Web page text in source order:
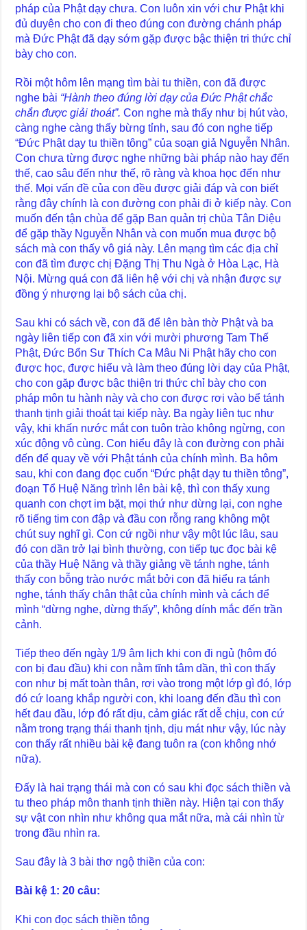
pháp của Phật dạy chưa. Con luôn xin với chư Phật khi
đủ duyên cho con đi theo đúng con đường chánh pháp
mà Đức Phật đã dạy sớm gặp được bậc thiện tri thức chỉ
bày cho con.
Rồi một hôm lên mạng tìm bài tu thiền, con đã được
nghe bài “Hành theo đúng lời dạy của Đức Phật chắc
chắn được giải thoát”. Con nghe mà thấy như bị hút vào,
càng nghe càng thấy bừng tỉnh, sau đó con nghe tiếp
“Đức Phật dạy tu thiền tông” của soạn giả Nguyễn Nhân.
Con chưa từng được nghe những bài pháp nào hay đến
thế, cao sâu đến như thế, rõ ràng và khoa học đến như
thế. Mọi vấn đề của con đều được giải đáp và con biết
rằng đây chính là con đường con phải đi ở kiếp này. Con
muốn đến tận chùa để gặp Ban quản trị chùa Tân Diệu
để gặp thầy Nguyễn Nhân và con muốn mua được bộ
sách mà con thấy vô giá này. Lên mạng tìm các địa chỉ
con đã tìm được chị Đặng Thị Thu Ngà ở Hòa Lạc, Hà
Nội. Mừng quá con đã liên hệ với chị và nhận được sự
đồng ý nhượng lại bộ sách của chị.
Sau khi có sách về, con đã để lên bàn thờ Phật và ba
ngày liên tiếp con đã xin với mười phương Tam Thế
Phật, Đức Bổn Sư Thích Ca Mâu Ni Phật hãy cho con
được học, được hiểu và làm theo đúng lời dạy của Phật,
cho con gặp được bậc thiện tri thức chỉ bày cho con
pháp môn tu hành này và cho con được rơi vào bể tánh
thanh tịnh giải thoát tại kiếp này. Ba ngày liên tục như
vậy, khi khấn nước mắt con tuôn trào không ngừng, con
xúc động vô cùng. Con hiểu đây là con đường con phải
đến để quay về với Phật tánh của chính mình. Ba hôm
sau, khi con đang đọc cuốn “Đức phật dạy tu thiền tông”,
đoạn Tổ Huệ Năng trình lên bài kệ, thì con thấy xung
quanh con chợt im bặt, mọi thứ như dừng lại, con nghe
rõ tiếng tim con đập và đầu con rỗng rang không một
chút suy nghĩ gì. Con cứ ngồi như vậy một lúc lâu, sau
đó con dần trở lại bình thường, con tiếp tục đọc bài kệ
của thầy Huệ Năng và thầy giảng về tánh nghe, tánh
thấy con bỗng trào nước mắt bởi con đã hiểu ra tánh
nghe, tánh thấy chân thật của chính mình và cách để
mình “dừng nghe, dừng thấy”, không dính mắc đến trần
cảnh.
Tiếp theo đến ngày 1/9 âm lịch khi con đi ngủ (hôm đó
con bị đau đầu) khi con nằm tĩnh tâm dần, thì con thấy
con như bị mất toàn thân, rơi vào trong một lớp gì đó, lớp
đó cứ loang khắp người con, khi loang đến đầu thì con
hết đau đầu, lớp đó rất dịu, cảm giác rất dễ chịu, con cứ
nằm trong trạng thái thanh tịnh, dịu mát như vậy, lúc này
con thấy rất nhiều bài kệ đang tuôn ra (con không nhớ
nữa).
Đấy là hai trạng thái mà con có sau khi đọc sách thiền và
tu theo pháp môn thanh tịnh thiền này. Hiện tại con thấy
sự vật con nhìn như không qua mắt nữa, mà cái nhìn từ
trong đầu nhìn ra.
Sau đây là 3 bài thơ ngộ thiền của con:
Bài kệ 1: 20 câu:
Khi con đọc sách thiền tông